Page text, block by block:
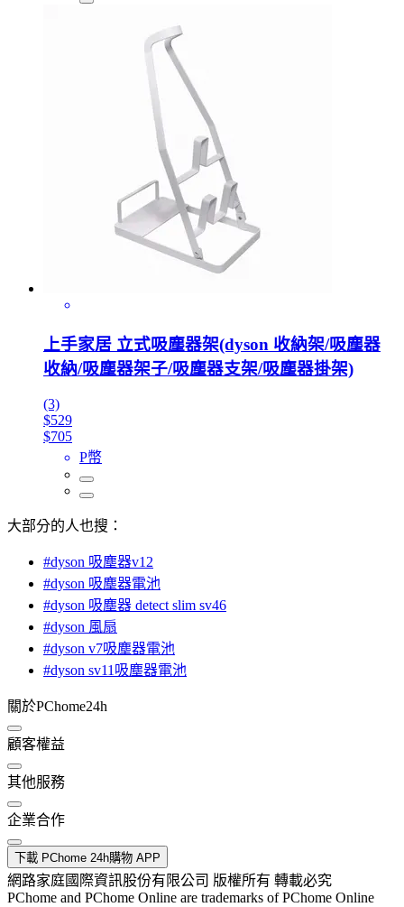
上手家居 立式吸塵器架(dyson 收納架/吸塵器
收納/吸塵器架子/吸塵器支架/吸塵器掛架)
(3)
$529
$705
P幣
大部分的人也搜：
#dyson 吸塵器v12
#dyson 吸塵器電池
#dyson 吸塵器 detect slim sv46
#dyson 風扇
#dyson v7吸塵器電池
#dyson sv11吸塵器電池
關於PChome24h
顧客權益
其他服務
企業合作
下載 PChome 24h購物 APP
網路家庭國際資訊股份有限公司 版權所有 轉載必究
PChome and PChome Online are trademarks of PChome Online